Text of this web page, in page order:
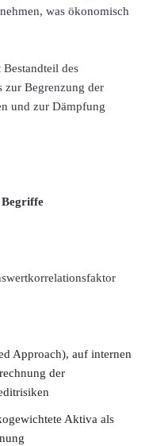
was ökonomisch
des
zur Begrenzung der
und zur Dämpfung
Begriffe
Approach), auf internen
der
Aktiva als